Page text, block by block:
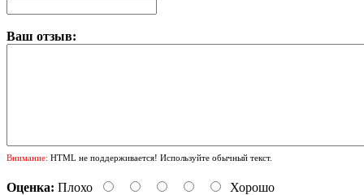
Ваш отзыв:
Внимание: HTML не поддерживается! Используйте обычный текст.
Оценка: Плохо Хорошо